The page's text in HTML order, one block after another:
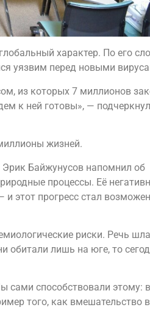
характер. По его
уязвим перед новыми
из которых 7 миллионов
к ней готовы», —
жизней.
Байжунусов напомнил об
процессы. Её
этот прогресс стал возможен
риски. Речь
обитали лишь на юге, то
сами способствовали этому:
того, как вмешательство